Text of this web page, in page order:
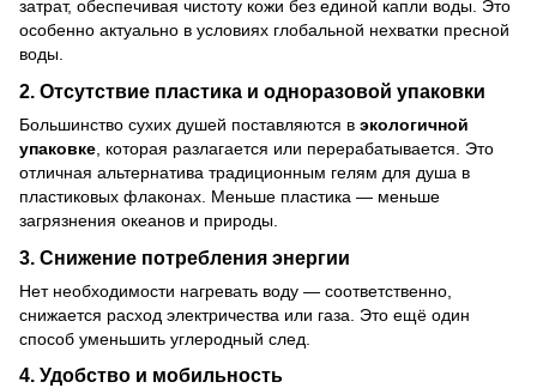
затрат, обеспечивая чистоту кожи без единой капли воды. Это
особенно актуально в условиях глобальной нехватки пресной
воды.
2. Отсутствие пластика и одноразовой упаковки
Большинство сухих душей поставляются в экологичной
упаковке , которая разлагается или перерабатывается. Это
отличная альтернатива традиционным гелям для душа в
пластиковых флаконах. Меньше пластика — меньше
загрязнения океанов и природы.
3. Снижение потребления энергии
Нет необходимости нагревать воду — соответственно,
снижается расход электричества или газа. Это ещё один
способ уменьшить углеродный след.
4. Удобство и мобильность